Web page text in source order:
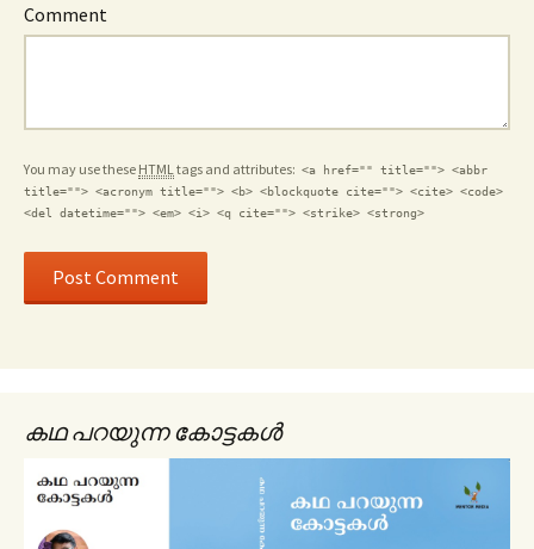
Comment
You may use these HTML tags and attributes: <a href="" title=""> <abbr
title=""> <acronym title=""> <b> <blockquote cite=""> <cite> <code>
<del datetime=""> <em> <i> <q cite=""> <strike> <strong>
കഥ പറയുന്ന കോട്ടകൾ